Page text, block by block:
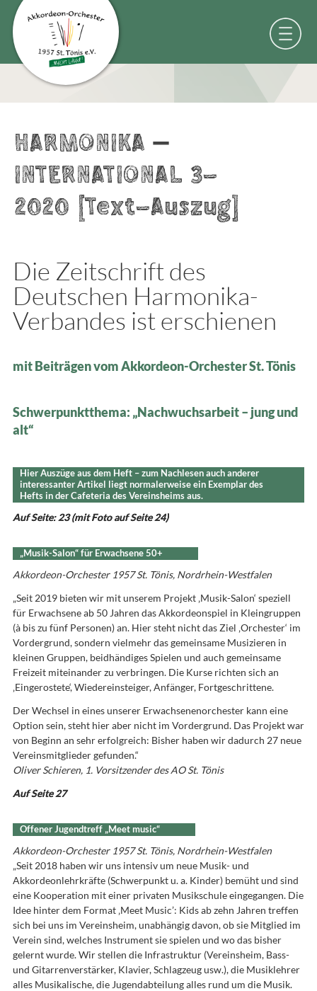
HARMONIKA –
INTERNATIONAL 3-
2020 [Text-Auszug]
Die Zeitschrift des
Deutschen Harmonika-
Verbandes ist erschienen
mit Beiträgen vom Akkordeon-Orchester St. Tönis
Schwerpunktthema: „Nachwuchsarbeit – jung und
alt“
Hier Auszüge aus dem Heft – zum Nachlesen auch anderer
interessanter Artikel liegt normalerweise ein Exemplar des
Hefts in der Cafeteria des Vereinsheims aus.
Auf Seite: 23 (mit Foto auf Seite 24)
„Musik-Salon“ für Erwachsene 50+
Akkordeon-Orchester 1957 St. Tönis, Nordrhein-Westfalen
„Seit 2019 bieten wir mit unserem Projekt ‚Musik-Salon‘ speziell
für Erwachsene ab 50 Jahren das Akkordeonspiel in Kleingruppen
(à bis zu fünf Personen) an. Hier steht nicht das Ziel ‚Orchester‘ im
Vordergrund, sondern vielmehr das gemeinsame Musizieren in
kleinen Gruppen, beidhändiges Spielen und auch gemeinsame
Freizeit miteinander zu verbringen. Die Kurse richten sich an
‚Eingerostete‘, Wiedereinsteiger, Anfänger, Fortgeschrittene.
Der Wechsel in eines unserer Erwachsenenorchester kann eine
Option sein, steht hier aber nicht im Vordergrund. Das Projekt war
von Beginn an sehr erfolgreich: Bisher haben wir dadurch 27 neue
Vereinsmitglieder gefunden.“
Oliver Schieren, 1. Vorsitzender des AO St. Tönis
Auf Seite 27
Offener Jugendtreff „Meet music“
Akkordeon-Orchester 1957 St. Tönis, Nordrhein-Westfalen
„Seit 2018 haben wir uns intensiv um neue Musik- und
Akkordeonlehrkräfte (Schwerpunkt u. a. Kinder) bemüht und sind
eine Kooperation mit einer privaten Musikschule eingegangen. Die
Idee hinter dem Format ‚Meet Music’: Kids ab zehn Jahren treffen
sich bei uns im Vereinsheim, unabhängig davon, ob sie Mitglied im
Verein sind, welches Instrument sie spielen und wo das bisher
gelernt wurde. Wir stellen die Infrastruktur (Vereinsheim, Bass-
und Gitarrenverstärker, Klavier, Schlagzeug usw.), die Musiklehrer
alles Musikalische, die Jugendabteilung alles rund um die Musik.